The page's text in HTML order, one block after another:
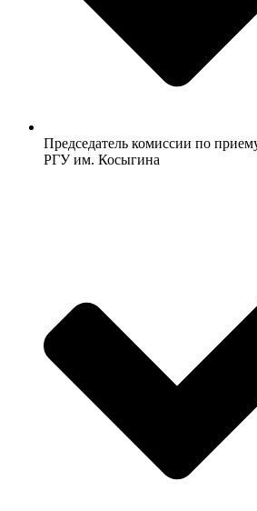
Председатель комиссии по
РГУ им. Косыгина